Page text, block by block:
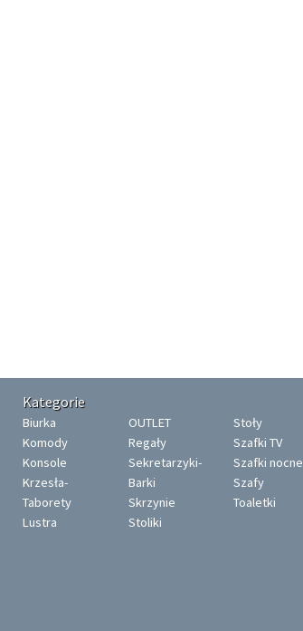
Kategorie
Biurka
Komody
Konsole
Krzesła-
Taborety
Lustra
OUTLET
Regały
Sekretarzyki-
Barki
Skrzynie
Stoliki
Stoły
Szafki TV
Szafki nocne
Szafy
Toaletki